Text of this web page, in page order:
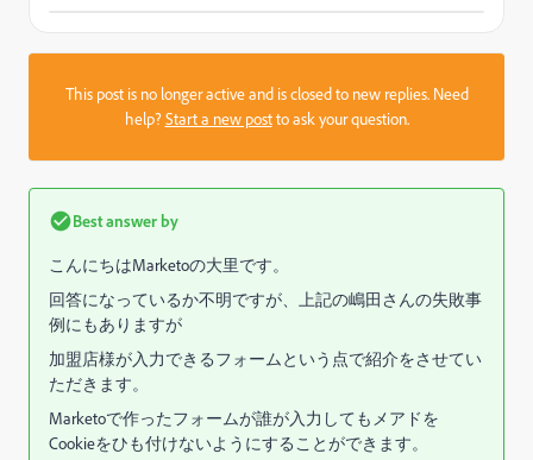
This post is no longer active and is closed to new replies. Need
help?Start a new postto ask your question.
Best answer by
こんにちはMarketoの大里です。
回答になっているか不明ですが、上記の嶋田さんの失敗事
例にもありますが
加盟店様が入力できるフォームという点で紹介をさせてい
ただきます。
Marketoで作ったフォームが誰が入力してもメアドを
Cookieをひも付けないようにすることができます。